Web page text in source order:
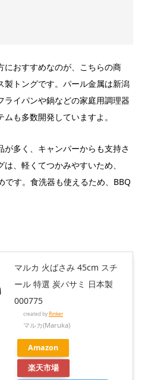
におすすめなのが、こちらの商
製トングです。パール金属は新潟
ライパンや鍋などの家庭用調理器
も多数開発していますよ。
多く、キャンパーからも支持さ
、軽くてつかみやすいため、
です。食洗器も使えるため、BBQ
マルカ 火ばさみ 45cm スチ
ール 特選 炭バサミ 日本製
000775
created byRinker
マルカ(Maruka)
Amazon
楽天市場